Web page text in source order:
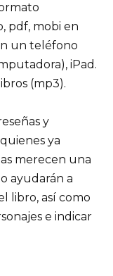
pdf, mobi en
un teléfono
iPad.
(mp3).
y
ya
merecen una
ayudarán a
libro, así como
e indicar